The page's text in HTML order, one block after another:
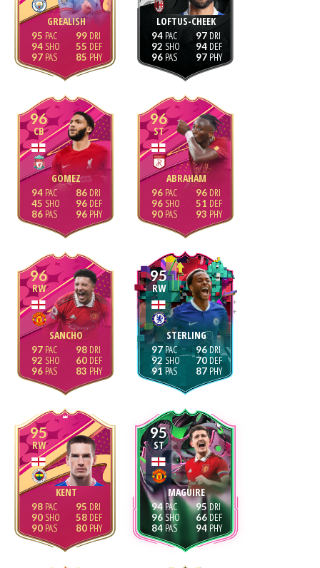
GREALISH
95
94
97
99
55
85
LOFTUS-CHEEK
94
92
96
97
94
97
96
CB
GOMEZ
94
45
86
86
96
96
96
ST
ABRAHAM
96
96
90
96
51
93
96
RW
SANCHO
97
92
96
98
60
83
95
RW
STERLING
97
92
91
96
70
87
95
RW
KENT
98
90
90
95
58
80
95
ST
MAGUIRE
94
96
84
95
66
94